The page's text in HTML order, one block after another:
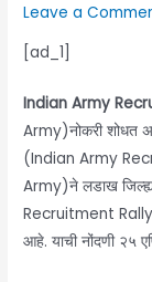
Leave a
[ad_1]
Indian Army
Army)नोकरी शोधत
(Indian Army
Army)ने लडाख
Recruitment Rally
आहे. याची नोंदणी २५